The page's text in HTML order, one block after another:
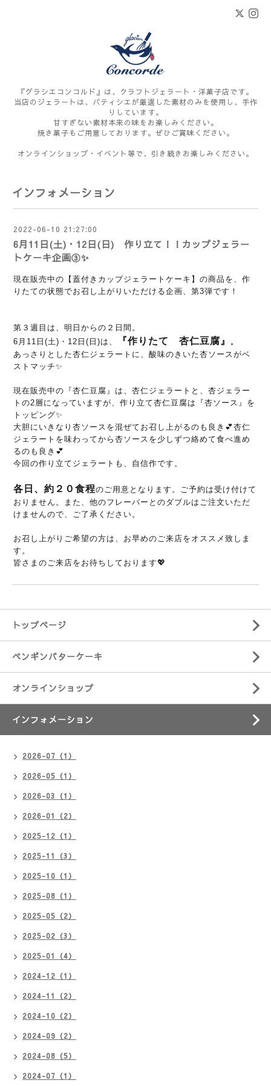
『グラシエコンコルド』は、クラフトジェラート・洋菓子店です。
当店のジェラートは、パティシエが厳選した素材のみを使用し、手作
りしています。
甘すぎない素材本来の味をお楽しみください。
焼き菓子もご用意しております。ぜひご賞味ください。
オンラインショップ・イベント等で、引き続きお楽しみください。
インフォメーション
2022-06-10 21:27:00
6月11日(土)・12日(日) 作り立て！！カップジェラー
トケーキ企画③✨
現在販売中の【蓋付きカップジェラートケーキ】の商品を、作
りたての状態でお召し上がりいただける企画、第3弾です！
第３週目は、明日からの２日間。
6月11日(土)・12日(日)は、
『作りたて 杏仁豆腐』 。
あっさりとした杏仁ジェラートに、酸味のきいた杏ソースがベ
ストマッチ✨
現在販売中の『杏仁豆腐』は、杏仁ジェラートと、杏ジェラー
トの2層になっていますが、作り立て杏仁豆腐は『杏ソース』を
トッピング✨
大胆にいきなり杏ソースを混ぜてお召し上がるのも良き💕杏仁
ジェラートを味わってから杏ソースを少しずつ絡めて食べ進め
るのも良き💕
今回の作り立てジェラートも、自信作です。
各日、約２０食程のご用意となります。ご予約は受け付けて
おりません。また、他のフレーバーとのダブルはご注文いただ
けませんので、ご了承ください。
お召し上がりご希望の方は、お早めのご来店をオススメ致しま
す。
皆さまのご来店をお待ちしております💖
トップページ
ペンギンバターケーキ
オンラインショップ
インフォメーション
2026-07（1）
2026-05（1）
2026-03（1）
2026-01（2）
2025-12（1）
2025-11（3）
2025-10（1）
2025-08（1）
2025-05（2）
2025-02（3）
2025-01（4）
2024-12（1）
2024-11（2）
2024-10（2）
2024-09（2）
2024-08（5）
2024-07（1）